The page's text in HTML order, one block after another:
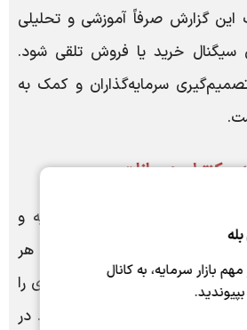
بازار سرمایه، به کانال
گزارش صرفاً آموزشی و تحلیلی
سیگنال خرید یا فروش تلقی شود.
سرمایه‌گذاران و کمک به
کنترل هیجانات
بیش از هر چیز مدیریت سرمایه و
حرفه‌ای پیش از ورود به هر
ضرر و افق زمانی سرمایه‌گذاری را
احساسی به آن پایبند بماند. در